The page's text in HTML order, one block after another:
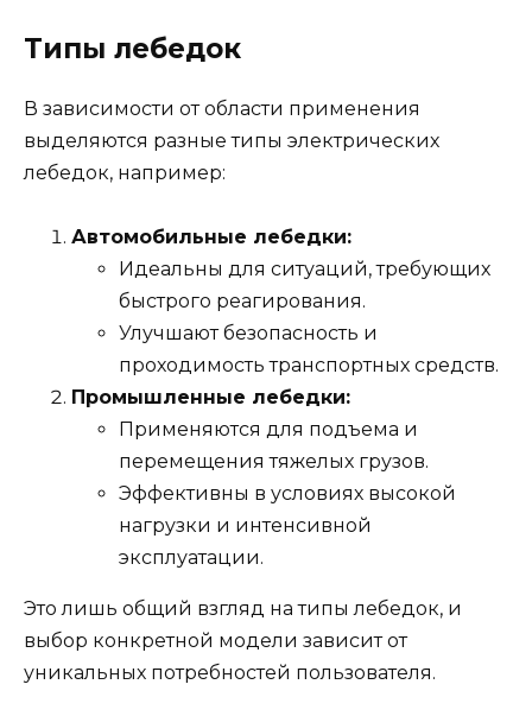
Типы лебедок
В зависимости от области применения
выделяются разные типы электрических
лебедок, например:
Автомобильные лебедки:
Идеальны для ситуаций, требующих
быстрого реагирования.
Улучшают безопасность и
проходимость транспортных средств.
Промышленные лебедки:
Применяются для подъема и
перемещения тяжелых грузов.
Эффективны в условиях высокой
нагрузки и интенсивной
эксплуатации.
Это лишь общий взгляд на типы лебедок, и
выбор конкретной модели зависит от
уникальных потребностей пользователя.